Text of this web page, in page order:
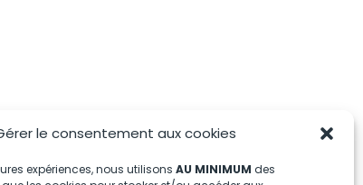
le consentement aux cookies
expériences, nous utilisons AU MINIMUM des